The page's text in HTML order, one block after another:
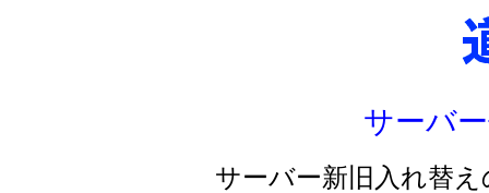
サーバ
サーバー新旧入れ替